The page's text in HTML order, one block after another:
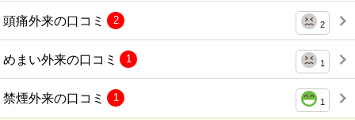
頭痛外来の口コミ 2
2
めまい外来の口コミ 1
1
禁煙外来の口コミ 1
1